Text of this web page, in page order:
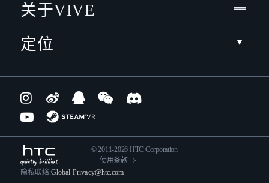
关于VIVE
定位
© 2011-2026 HTC Corporation
使用条款
隐私联络:Global-Privacy@htc.com